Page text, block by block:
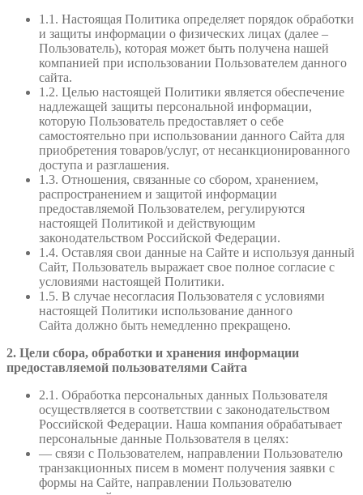
1.1. Настоящая Политика определяет порядок обработки
и защиты информации о физических лицах (далее –
Пользователь), которая может быть получена нашей
компанией при использовании Пользователем данного
сайта.
1.2. Целью настоящей Политики является обеспечение
надлежащей защиты персональной информации,
которую Пользователь предоставляет о себе
самостоятельно при использовании данного Сайта для
приобретения товаров/услуг, от несанкционированного
доступа и разглашения.
1.3. Отношения, связанные со сбором, хранением,
распространением и защитой информации
предоставляемой Пользователем, регулируются
настоящей Политикой и действующим
законодательством Российской Федерации.
1.4. Оставляя свои данные на Сайте и используя данный
Сайт, Пользователь выражает свое полное согласие с
условиями настоящей Политики.
1.5. В случае несогласия Пользователя с условиями
настоящей Политики использование данного
Сайта должно быть немедленно прекращено.
2. Цели сбора, обработки и хранения информации
предоставляемой пользователями Сайта
2.1. Обработка персональных данных Пользователя
осуществляется в соответствии с законодательством
Российской Федерации. Наша компания обрабатывает
персональные данные Пользователя в целях:
— связи с Пользователем, направлении Пользователю
транзакционных писем в момент получения заявки с
формы на Сайте, направлении Пользователю